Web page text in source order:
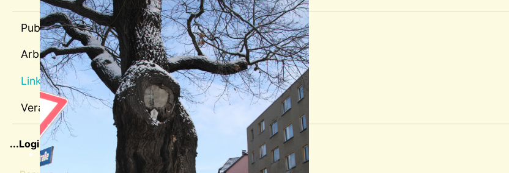
Publikationen
Arbeitspläne
Links
Veranstaltungen
...Login für Mitglieder
Benutzername